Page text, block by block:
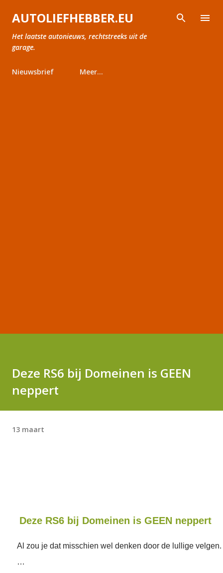
Doorgaan naar hoofdcontent
AUTOLIEFHEBBER.EU
Het laatste autonieuws, rechtstreeks uit de
garage.
Nieuwsbrief Meer…
Deze RS6 bij Domeinen is GEEN
neppert
13 maart
Deze RS6 bij Domeinen is GEEN neppert
Al zou je dat misschien wel denken door de lullige
…